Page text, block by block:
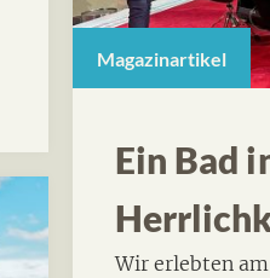
Magazinartikel
Ein Bad
Wir erlebten